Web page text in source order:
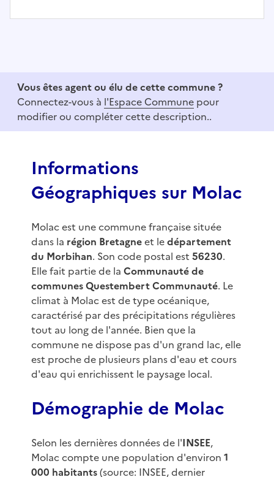
3
Vous êtes agent ou élu de cette commune ?
Connectez-vous à l'Espace Commune pour
modifier ou compléter cette description..
Informations
Géographiques sur Molac
Molac est une commune française située
dans la région Bretagneet ledépartement
du Morbihan. Son code postal est 56230.
Elle fait partie de la Communauté de
communes Questembert Communauté. Le
climat à Molac est de type océanique,
caractérisé par des précipitations régulières
tout au long de l'année. Bien que la
commune ne dispose pas d'un grand lac, elle
est proche de plusieurs plans d'eau et cours
d'eau qui enrichissent le paysage local.
Démographie de Molac
Selon les dernières données de l'INSEE,
Molac compte une population d'environ 1
000 habitants(source: INSEE, dernier